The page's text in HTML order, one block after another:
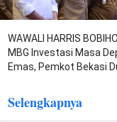
WAWALI HARRIS
MBG Investasi Masa
Emas, Pemkot Bekasi
Selengkapnya